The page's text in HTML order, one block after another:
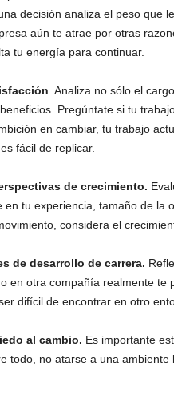
decisión analiza el peso que
aún te atrae por otras
tu energía para continuar.
. Analiza no sólo el
Pregúntate si tu
en cambiar, tu trabajo
fácil de replicar.
de crecimiento.
en tu experiencia, tamaño de la
considera el
de desarrollo de carrera.
en otra compañía realmente te
difícil de encontrar en otro
al cambio. Es importante
todo, no atarse a una